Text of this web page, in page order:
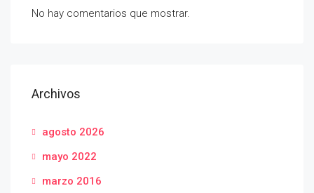
No hay comentarios que mostrar.
Archivos
agosto 2026
mayo 2022
marzo 2016